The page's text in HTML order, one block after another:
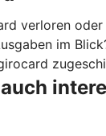
verloren
im